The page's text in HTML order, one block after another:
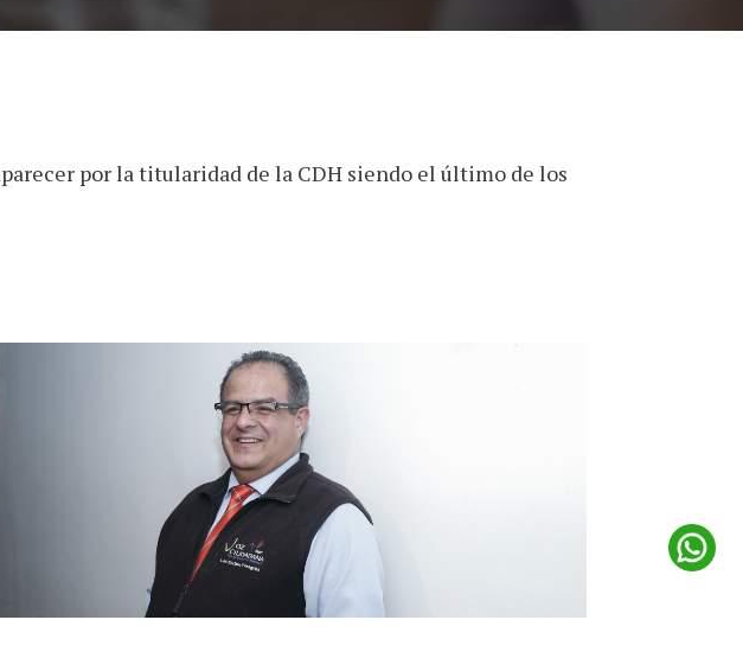
por la titularidad de la CDH siendo el último de los